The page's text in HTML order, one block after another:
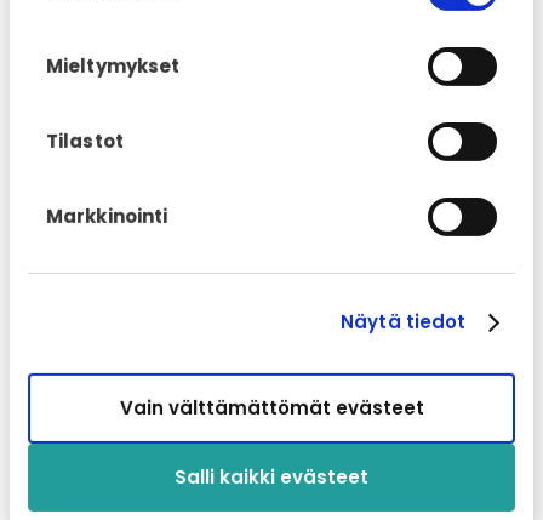
Mieltymykset
Tilastot
Markkinointi
Näytä tiedot
Salli kaikki evästeet
Vain välttämättömät evästeet